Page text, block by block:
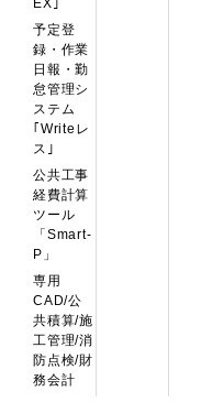
EX｣
予定登
録・作業
日報・勤
怠管理シ
ステム
｢Writeレ
ス｣
公共工事
経費計算
ツール
「Smart-
P」
専用
CAD/公
共積算/施
工管理/消
防点検/財
務会計